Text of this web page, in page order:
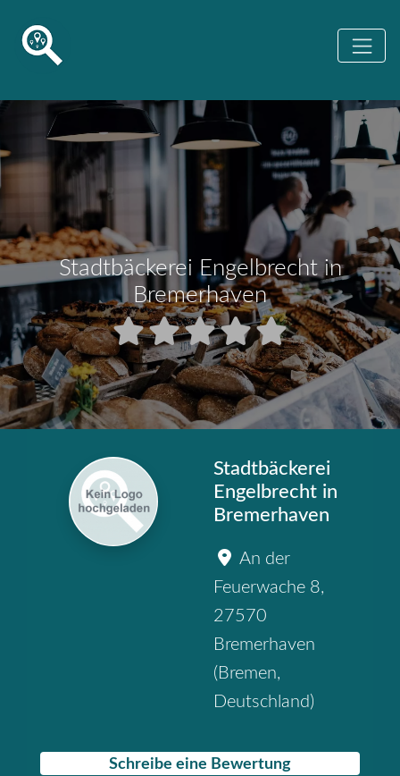
Stadtbäckerei Engelbrecht in
Bremerhaven
Stadtbäckerei
Engelbrecht in
Bremerhaven
An der
Feuerwache 8,
27570
Bremerhaven
( Bremen,
Deutschland)
Schreibe eine Bewertung